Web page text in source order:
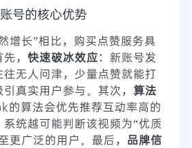
号的核心优势
增长”相比，购买点赞服务具
， 快速破冰效应：新账号发
无人问津，少量点赞就能打
真实用户参与。其次， 算法
的算法会优先推荐互动率高的
统越可能判断该视频为“优质
更广泛的用户。最后， 品牌信